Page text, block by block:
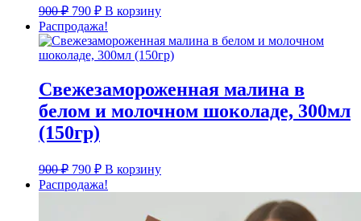
900₽ Первоначальная
цена
составляла
900 ₽.
790 ₽Текущая
цена:
790 ₽.
В корзину
Распродажа!
Свежезамороженная малина в
белом и молочном шоколаде, 300мл
(150гр)
900₽ Первоначальная
цена
составляла
790 ₽Текущая
цена:
В корзину
Распродажа!